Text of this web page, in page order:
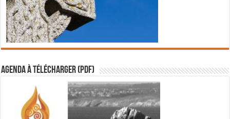
Agenda à télécharger (PDF)